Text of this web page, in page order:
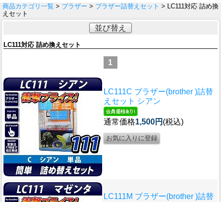
商品カテゴリ一覧 > ブラザー > ブラザー詰替えセット > LC111対応 詰め換
えセット
並び替え
LC111対応 詰め換えセット
1
LC111C ブラザー(brother )詰替
えセット シアン
通常価格1,500円 (税込)
LC111M ブラザー(brother )詰替